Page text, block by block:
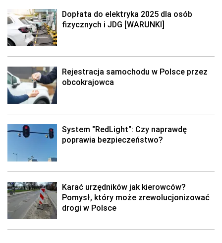
Dopłata do elektryka 2025 dla osób
fizycznych i JDG [WARUNKI]
Rejestracja samochodu w Polsce przez
obcokrajowca
System "RedLight": Czy naprawdę
poprawia bezpieczeństwo?
Karać urzędników jak kierowców?
Pomysł, który może zrewolucjonizować
drogi w Polsce